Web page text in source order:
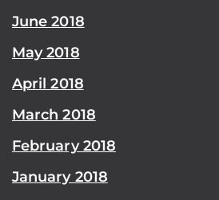
June 2018
May 2018
April 2018
March 2018
February 2018
January 2018